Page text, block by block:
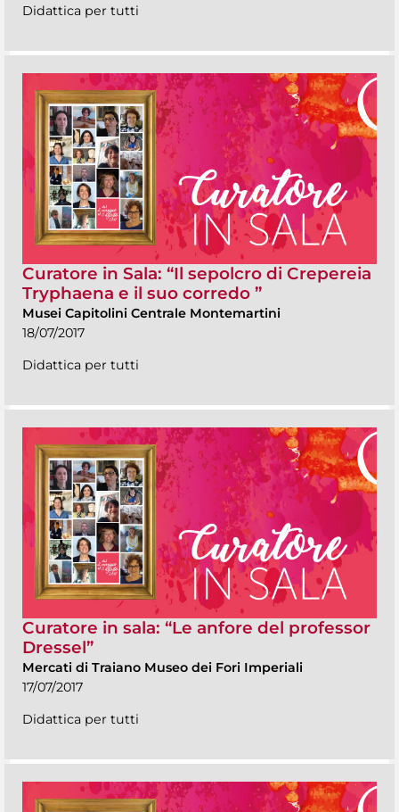
Didattica per tutti
Curatore in Sala: “Il sepolcro di Crepereia
Tryphaena e il suo corredo ”
Musei Capitolini Centrale Montemartini
18/07/2017
Didattica per tutti
Curatore in sala: “Le anfore del professor
Dressel”
Mercati di Traiano Museo dei Fori Imperiali
17/07/2017
Didattica per tutti